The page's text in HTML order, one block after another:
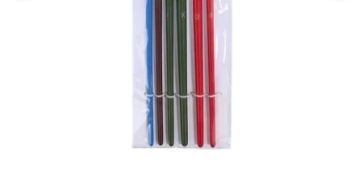
Juguetería
Packing y Regalaría